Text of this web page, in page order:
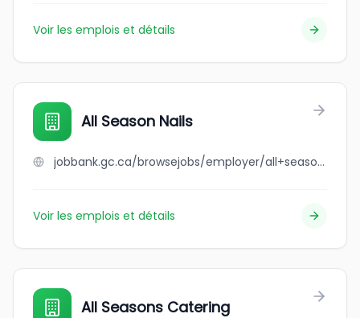
Voir les emplois et détails
All Season Nails
jobbank.gc.ca/browsejobs/employer/all+season+nails/ca
Voir les emplois et détails
All Seasons Catering